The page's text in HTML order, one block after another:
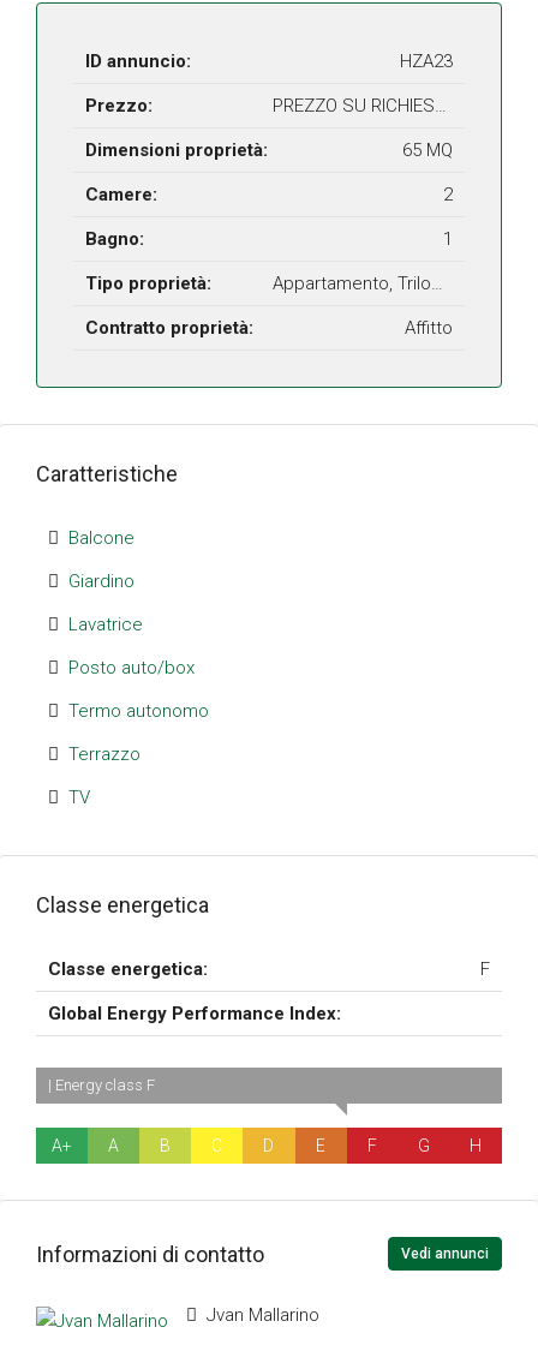
ID annuncio: HZA23
Prezzo: PREZZO SU RICHIESTA
Dimensioni proprietà: 65 MQ
Camere: 2
Bagno: 1
Tipo proprietà: Appartamento, Trilocale
Contratto proprietà: Affitto
Caratteristiche
Balcone
Giardino
Lavatrice
Posto auto/box
Termo autonomo
Terrazzo
TV
Classe energetica
Classe energetica: F
Global Energy Performance Index:
A+ A B C D E
| Energy class F
F G H
Informazioni di contatto Vedi annunci
Jvan Mallarino